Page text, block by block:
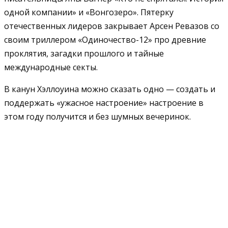
одной компании» и «Вонгозеро». Пятерку
отечественных лидеров закрывает Арсен Ревазов со
своим триллером «Одиночество-12» про древние
проклятия, загадки прошлого и тайные
международные секты.
В канун Хэллоуина можно сказать одно — создать и
поддержать «ужасное настроение» настроение в
этом году получится и без шумных вечеринок.